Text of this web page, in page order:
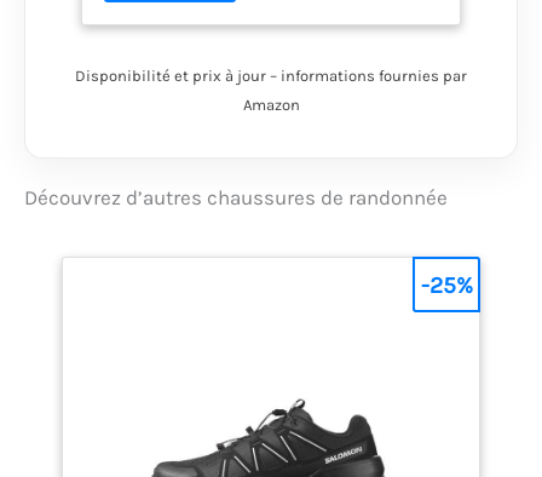
parfaite entre la dernière technologie et
l'artisanat traditionnel
Disponibilité et prix à jour – informations fournies par
Amazon
Découvrez d’autres chaussures de randonnée
-25%